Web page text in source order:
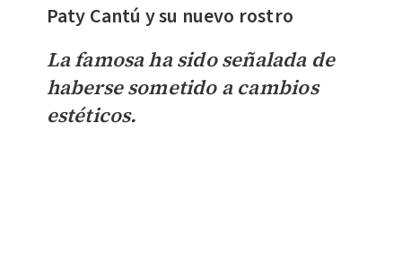
Paty Cantú y su nuevo rostro
La famosa ha sido señalada de
haberse sometido a cambios
estéticos.